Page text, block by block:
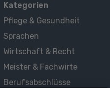
Kategorien
Pflege & Gesundheit
Sprachen
Wirtschaft & Recht
Meister & Fachwirte
Berufsabschlüsse